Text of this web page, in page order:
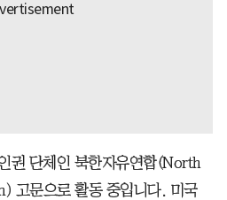
권 단체인 북한자유연합(North
고문으로 활동 중입니다. 미국